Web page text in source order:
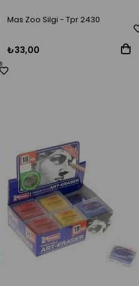
Mas Zoo Silgi - Tpr 2430
₺33,00